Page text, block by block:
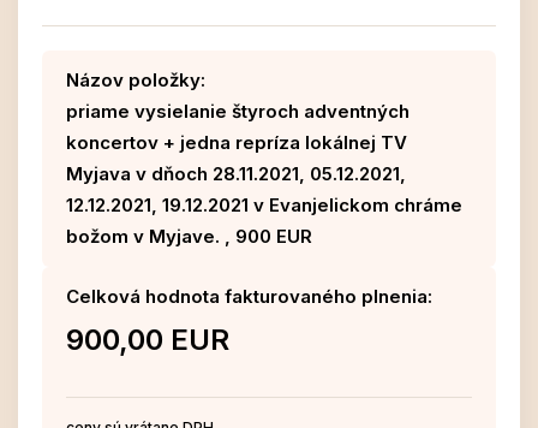
Názov položky:
priame vysielanie štyroch adventných
koncertov + jedna repríza lokálnej TV
Myjava v dňoch 28.11.2021, 05.12.2021,
12.12.2021, 19.12.2021 v Evanjelickom chráme
božom v Myjave. , 900 EUR
Celková hodnota fakturovaného plnenia:
900,00 EUR